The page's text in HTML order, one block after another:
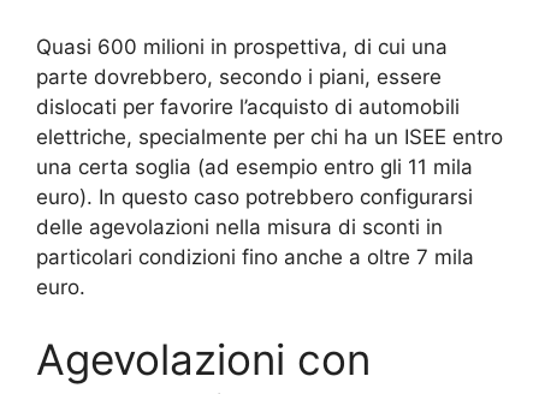
Quasi 600 milioni in prospettiva, di cui una
parte dovrebbero, secondo i piani, essere
dislocati per favorire l’acquisto di automobili
elettriche, specialmente per chi ha un ISEE entro
una certa soglia (ad esempio entro gli 11 mila
euro). In questo caso potrebbero configurarsi
delle agevolazioni nella misura di sconti in
particolari condizioni fino anche a oltre 7 mila
euro.
Agevolazioni con